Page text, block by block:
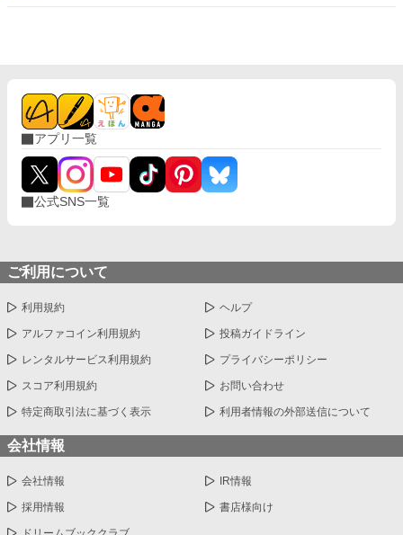
アプリ一覧
公式SNS一覧
ご利用について
利用規約 ヘルプ
アルファコイン利用規約 投稿ガイドライン
レンタルサービス利用規約 プライバシーポリシー
スコア利用規約 お問い合わせ
特定商取引法に基づく表示 利用者情報の外部送信について
会社情報
会社情報 IR情報
採用情報 書店様向け